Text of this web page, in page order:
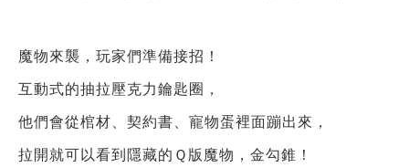
魔物來襲，玩家們準備接招！
互動式的抽拉壓克力鑰匙圈，
他們會從棺材、契約書、寵物蛋裡面蹦出來，
拉開就可以看到隱藏的Ｑ版魔物，金勾錐！